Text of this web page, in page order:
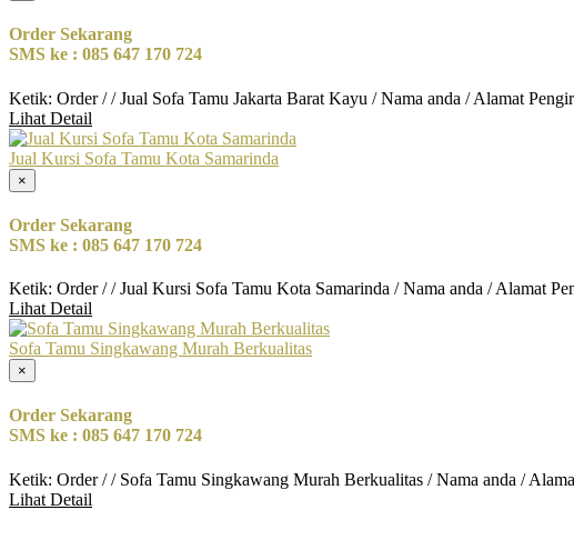
Order Sekarang
SMS ke : 085 647 170 724
Ketik: Order / / Jual Sofa Tamu Jakarta Barat Kayu / Nama anda / Alamat
Lihat Detail
Jual Kursi Sofa Tamu Kota Samarinda
×
Order Sekarang
SMS ke : 085 647 170 724
Ketik: Order / / Jual Kursi Sofa Tamu Kota Samarinda / Nama anda / Alamat
Lihat Detail
Sofa Tamu Singkawang Murah Berkualitas
×
Order Sekarang
SMS ke : 085 647 170 724
Ketik: Order / / Sofa Tamu Singkawang Murah Berkualitas / Nama anda /
Lihat Detail